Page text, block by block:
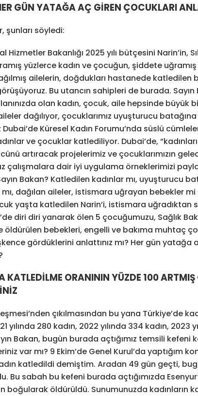
GÜN YATAĞA AÇ GİREN ÇOCUKLARI
şunları söyledi:
Hizmetler Bakanlığı 2025 yılı bütçesini Narin’in,
yüzlerce kadın ve çocuğun, şiddete
ailelerin, doğdukları hastanede katledilen
Bu utancın sahipleri de burada. Sayın
olan kadın, çocuk, aile hepsinde büyük
dağılıyor, çocuklarımız uyuşturucu
Küresel Kadın Forumu’nda süslü
ve çocuklar katlediliyor. Dubai’de,
artıracak projelerimiz ve çocuklarımızın
çalışmalara dair iyi uygulama örneklerimizi
Bakan? Katledilen kadınlar mı, uyuşturucu
mı, dağılan aileler, istismara uğrayan bebekler
yaşta katledilen Narin’i, istismara uğradıktan
diri diri yanarak ölen 5 çocuğumuzu, Sağlık
öldürülen bebekleri, engelli ve bakıma muhtaç
gördüklerini anlattınız mı? Her gün yatağa
KATLEDİLME ORANININ YÜZDE 100 ARTMIŞ
çıkılmasından bu yana Türkiye’de
yılında 280 kadın, 2022 yılında 334 kadın, 2023
Bakan, bugün burada açtığımız temsili kefeni
var mı? 9 Ekim’de Genel Kurul’da yaptığım
katledildi demiştim. Aradan 49 gün geçti,
Bu sabah bu kefeni burada açtığımızda
boğularak öldürüldü. Sunumunuzda kadınların